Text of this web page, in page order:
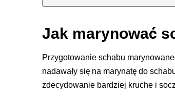
Jak marynować
Przygotowanie schabu
nadawały się na marynatę do
zdecydowanie bardziej kruche i